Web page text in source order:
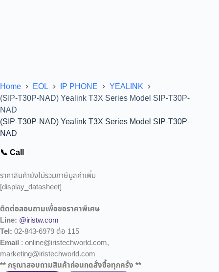
Home EOL IP PHONE
YEALINK
(SIP-T30P-NAD) Yealink T3X Series Model SIP-T30P-
NAD
(SIP-T30P-NAD) Yealink T3X Series Model SIP-T30P-
NAD
📞 Call
ราคาสินค้ายังไม่รวมภาษีมูลค่าเพิ่ม
[display_datasheet]
ติดต่อสอบถามเพื่อขอราคาพิเศษ
Line: @iristw.com
Tel: 02-843-6979 ต่อ 115
Email : online@iristechworld.com,
marketing@iristechworld.com
** กรุณาสอบถามสินค้าก่อนกดสั่งซื้อทุกครั้ง **